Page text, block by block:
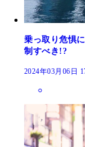
乗っ取り危惧
制すべき!?
2024年03月06日